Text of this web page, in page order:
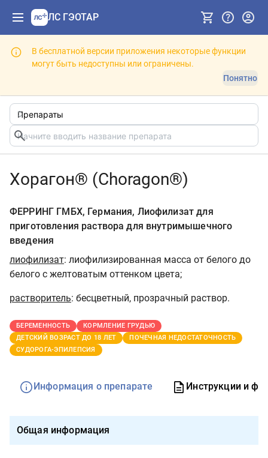
ЛС ГЭОТАР
В бесплатной версии приложения некоторые функции
могут быть недоступны или ограничены.
Понятно
Хорагон® (Choragon®)
ФЕРРИНГ ГМБХ, Германия, Лиофилизат для
приготовления раствора для внутримышечного
введения
лиофилизат: лиофилизированная масса от белого до
белого с желтоватым оттенком цвета;
растворитель: бесцветный, прозрачный раствор.
БЕРЕМЕННОСТЬ
КОРМЛЕНИЕ ГРУДЬЮ
ДЕТСКИЙ ВОЗРАСТ ДО 18 ЛЕТ
ПОЧЕЧНАЯ НЕДОСТАТОЧНОСТЬ
СУДОРОГА-ЭПИЛЕПСИЯ
Информация о препарате Инструкции и
Общая информация